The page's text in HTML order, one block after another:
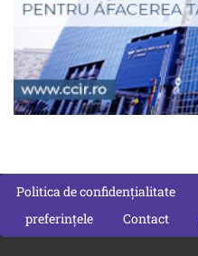
Politica de confidențialitate
preferințele
Contact